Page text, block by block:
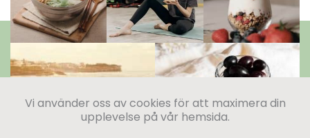
Vi använder oss av cookies för att maximera din
upplevelse på vår hemsida.